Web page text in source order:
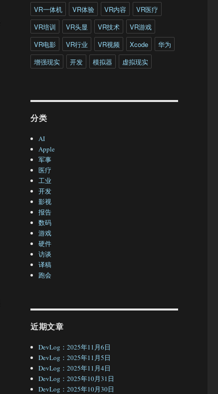
VR一体机
VR体验 VR内容
VR医疗
VR培训
VR头显 VR技术
VR游戏
VR电影
VR行业 VR视频 Xcode
华为
增强现实
开发 模拟器 虚拟现实
分类
AI
Apple
军事
医疗
工业
开发
影视
报告
数码
游戏
硬件
访谈
译稿
跑会
近期文章
DevLog：2025年11月6日
DevLog：2025年11月5日
DevLog：2025年11月4日
DevLog：2025年10月31日
DevLog：2025年10月30日